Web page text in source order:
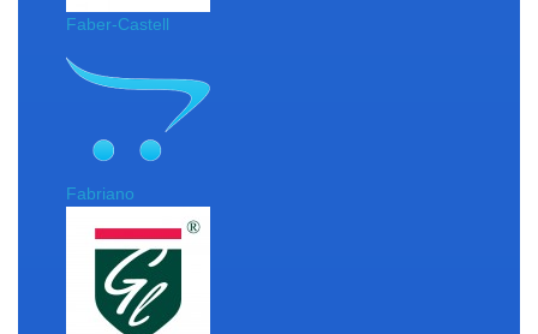
Faber-Castell
Fabriano